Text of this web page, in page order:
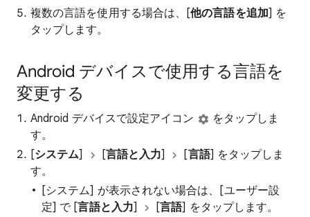
複数の言語を使用する場合は、[他の言語を追加] を
タップします。
Android デバイスで使用する言語を
変更する
Android デバイスで設定アイコン
をタップしま
す。
[システム] [言語と入力] [言語] をタップしま
す。
[システム] が表示されない場合は、[ユーザー設
定] で [言語と入力] [言語] をタップします。